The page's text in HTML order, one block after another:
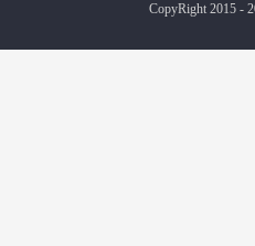
CopyRight 2015 -